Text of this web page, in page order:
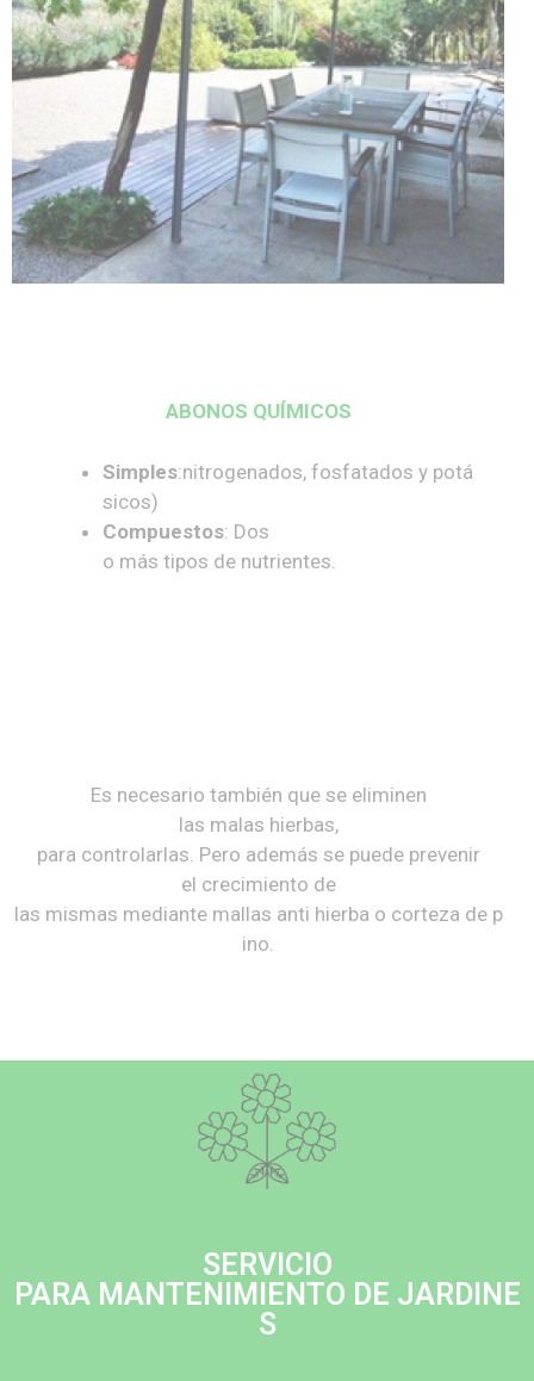
ABONOS QUÍMICOS
Simples:nitrogenados, fosfatados y potá
sicos)
Compuestos: Dos
o más tipos de nutrientes.
Es necesario también que se eliminen
las malas hierbas,
para controlarlas. Pero además se puede prevenir
el crecimiento de
las mismas mediante mallas anti hierba o corteza de p
ino.
SERVICIO
PARA MANTENIMIENTO DE JARDINE
S